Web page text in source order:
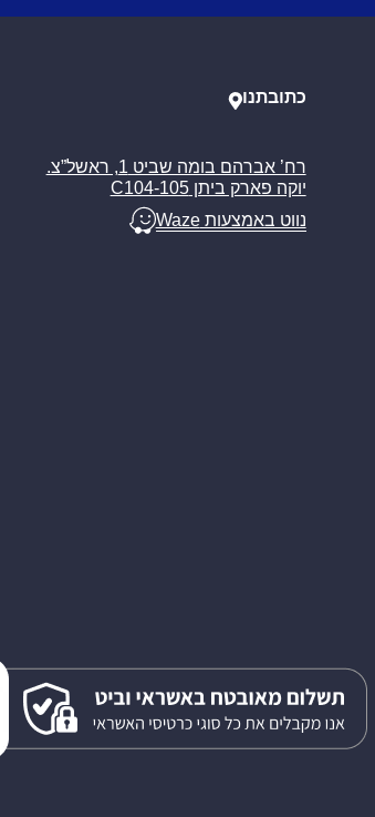
כתובתנו
רח’ אברהם בומה שביט 1, ראשל”צ.
יוקה פארק ביתן C104-105
נווט באמצעות Waze